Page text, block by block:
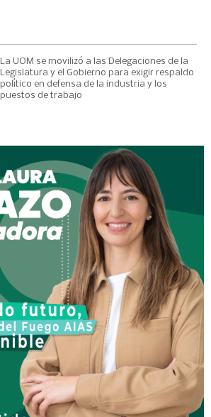
La UOM se movilizó a las Delegaciones de la
Legislatura y el Gobierno para exigir respaldo
político en defensa de la industria y los
puestos de trabajo